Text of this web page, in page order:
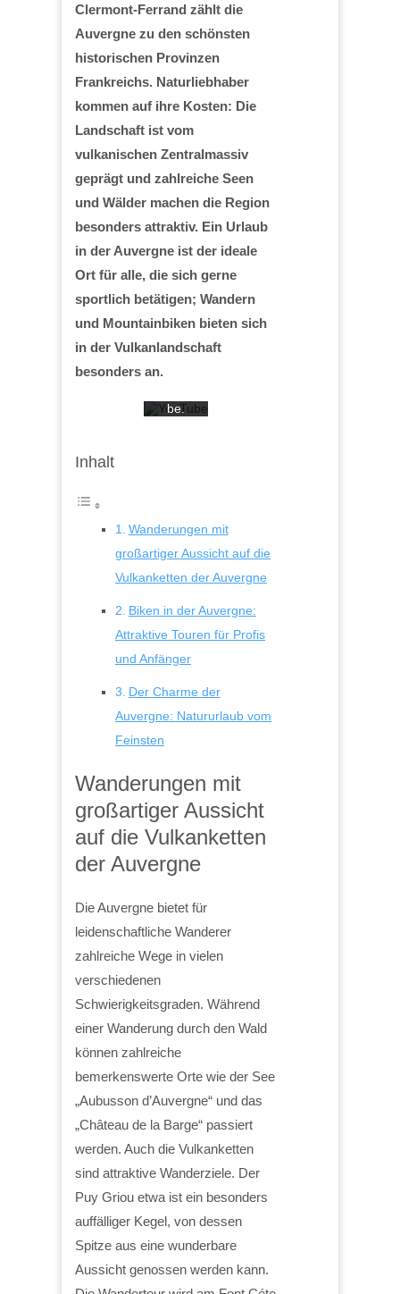
Clermont-Ferrand zählt die
Auvergne zu den schönsten
historischen Provinzen
Frankreichs. Naturliebhaber
kommen auf ihre Kosten: Die
Landschaft ist vom
vulkanischen Zentralmassiv
geprägt und zahlreiche Seen
und Wälder machen die Region
besonders attraktiv. Ein Urlaub
in der Auvergne ist der ideale
Ort für alle, die sich gerne
sportlich betätigen; Wandern
und Mountainbiken bieten sich
in der Vulkanlandschaft
besonders an.
Mit
dem
des
Videos
ieren
Sie die
schutz
ng
be.
YouTub
e immer
ren
Inhalt
Wanderungen mit
großartiger Aussicht auf die
Vulkanketten der Auvergne
Biken in der Auvergne:
Attraktive Touren für Profis
und Anfänger
Der Charme der
Auvergne: Natururlaub vom
Feinsten
Wanderungen mit
großartiger Aussicht
auf die Vulkanketten
der Auvergne
Die Auvergne bietet für
leidenschaftliche Wanderer
zahlreiche Wege in vielen
verschiedenen
Schwierigkeitsgraden. Während
einer Wanderung durch den Wald
können zahlreiche
bemerkenswerte Orte wie der See
„Aubusson d’Auvergne“ und das
„Château de la Barge“ passiert
werden. Auch die Vulkanketten
sind attraktive Wanderziele. Der
Puy Griou etwa ist ein besonders
auffälliger Kegel, von dessen
Spitze aus eine wunderbare
Aussicht genossen werden kann.